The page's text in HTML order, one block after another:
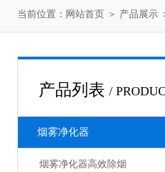
当前位置： 网站首页 ＞ 产品展示
产品列表 /
烟雾净化器
烟雾净化器高效除烟